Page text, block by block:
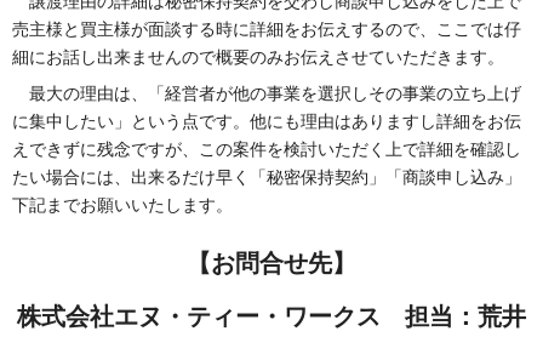
売主様と買主様が面談する時に詳細をお伝えするので、ここでは仔
細にお話し出来ませんので概要のみお伝えさせていただきます。
最大の理由は、「経営者が他の事業を選択しその事業の立ち上げ
に集中したい」という点です。他にも理由はありますし詳細をお伝
えできずに残念ですが、この案件を検討いただく上で詳細を確認し
たい場合には、出来るだけ早く「秘密保持契約」「商談申し込み」
下記までお願いいたします。
【お問合せ先】
株式会社エヌ・ティー・ワークス 担当：荒井